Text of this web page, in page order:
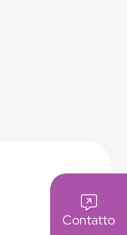
Contatto